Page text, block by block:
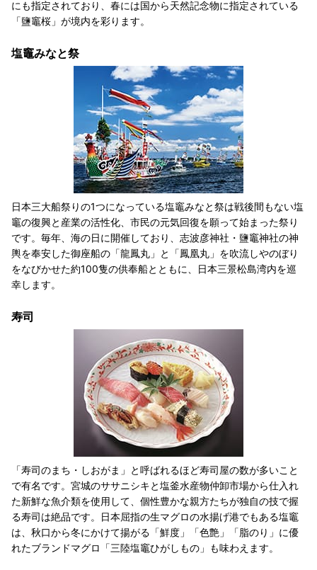
にも指定されており、春には国から天然記念物に指定されている
「鹽竈桜」が境内を彩ります。
塩竈みなと祭
日本三大船祭りの1つになっている塩竈みなと祭は戦後間もない塩
竈の復興と産業の活性化、市民の元気回復を願って始まった祭り
です。毎年、海の日に開催しており、志波彦神社・鹽竈神社の神
輿を奉安した御座船の「龍鳳丸」と「鳳凰丸」を吹流しやのぼり
をなびかせた約100隻の供奉船とともに、日本三景松島湾内を巡
幸します。
寿司
「寿司のまち・しおがま」と呼ばれるほど寿司屋の数が多いこと
で有名です。宮城のササニシキと塩釜水産物仲卸市場から仕入れ
た新鮮な魚介類を使用して、個性豊かな親方たちが独自の技で握
る寿司は絶品です。日本屈指の生マグロの水揚げ港でもある塩竈
は、秋口から冬にかけて揚がる「鮮度」「色艶」「脂のり」に優
れたブランドマグロ「三陸塩竈ひがしもの」も味わえます。